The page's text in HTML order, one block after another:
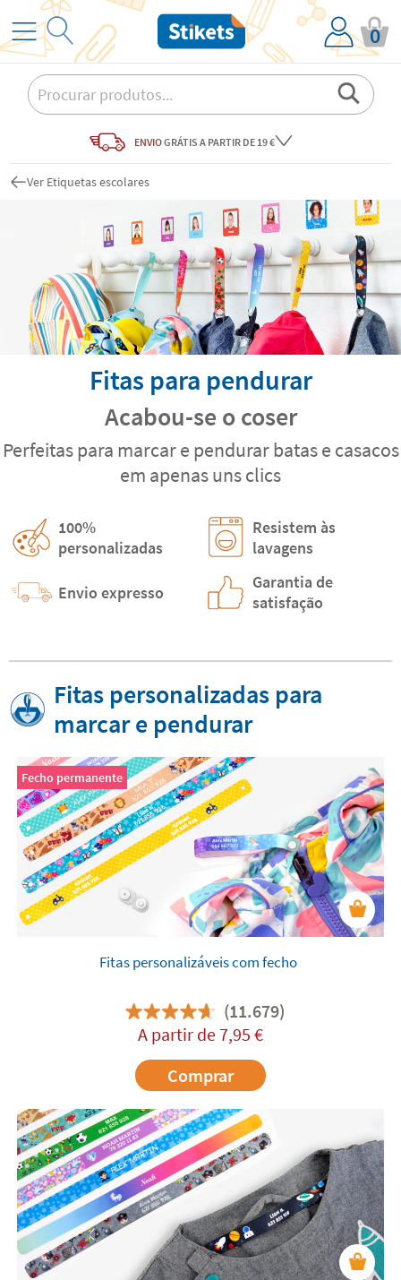
0
ENVIOGRÁTIS A PARTIR DE 19 €
Ver Etiquetas escolares
Fitas para pendurar
Acabou-se o coser
Perfeitas para marcar e pendurar batas e casacos
em apenas uns clics
100%
personalizadas
Resistem às
lavagens
Envio expresso
Garantia de
satisfação
Fitas personalizadas para
marcar e pendurar
Fecho permanente
Fitas personalizáveis com fecho
(11.679)
A partir de7,95 €
Comprar